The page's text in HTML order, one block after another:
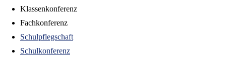
Klassenkonferenz
Fachkonferenz
Schulpflegschaft
Schulkonferenz